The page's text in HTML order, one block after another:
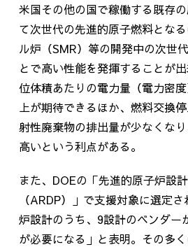
米国その他の国で稼働する既存
て次世代の先進的原子燃料とな
ル炉（SMR）等の開発中の次世
とで高い性能を発揮することが
位体積あたりの電力量（電力密
上が期待できるほか、燃料交換
射性廃棄物の排出量が少なくな
高いという利点がある。
また、DOEの「先進的原子炉設
（ARDP）」で支援対象に選定
炉設計のうち、9設計のベンダー
が必要になる」と表明。その多